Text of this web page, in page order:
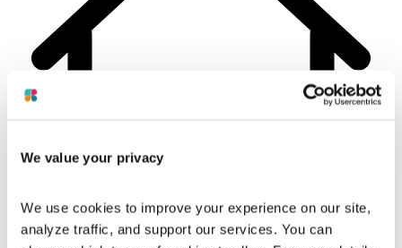
We value your privacy
We use cookies to improve your experience on our site,
analyze traffic, and support our services. You can